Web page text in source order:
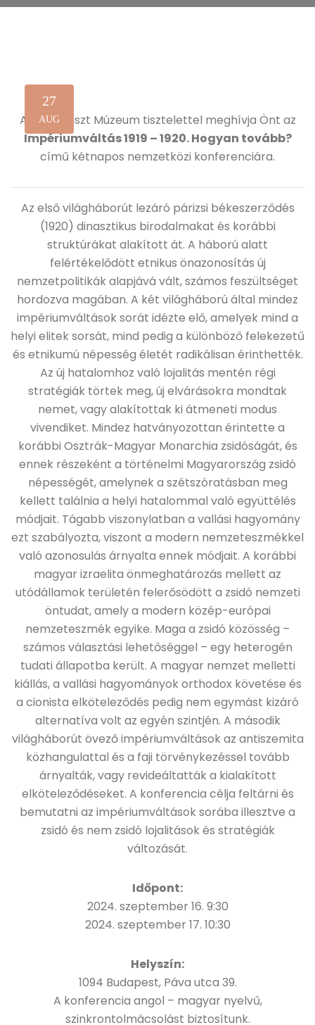
27
AUG
A Holokauszt Múzeum tisztelettel meghívja Önt az
Impériumváltás 1919 – 1920. Hogyan tovább?
című kétnapos nemzetközi konferenciára.
Az első világháborút lezáró párizsi békeszerződés
(1920) dinasztikus birodalmakat és korábbi
struktúrákat alakított át. A háború alatt
felértékelődött etnikus önazonosítás új
nemzetpolitikák alapjává vált, számos feszültséget
hordozva magában. A két világháború által mindez
impériumváltások sorát idézte elő, amelyek mind a
helyi elitek sorsát, mind pedig a különböző felekezetű
és etnikumú népesség életét radikálisan érinthették.
Az új hatalomhoz való lojalitás mentén régi
stratégiák törtek meg, új elvárásokra mondtak
nemet, vagy alakítottak ki átmeneti modus
vivendiket. Mindez hatványozottan érintette a
korábbi Osztrák-Magyar Monarchia zsidóságát, és
ennek részeként a történelmi Magyarország zsidó
népességét, amelynek a szétszóratásban meg
kellett találnia a helyi hatalommal való együttélés
módjait. Tágabb viszonylatban a vallási hagyomány
ezt szabályozta, viszont a modern nemzeteszmékkel
való azonosulás árnyalta ennek módjait. A korábbi
magyar izraelita önmeghatározás mellett az
utódállamok területén felerősödött a zsidó nemzeti
öntudat, amely a modern közép-európai
nemzeteszmék egyike. Maga a zsidó közösség –
számos választási lehetőséggel – egy heterogén
tudati állapotba került. A magyar nemzet melletti
kiállás, a vallási hagyományok orthodox követése és
a cionista elköteleződés pedig nem egymást kizáró
alternatíva volt az egyén szintjén. A második
világháborút övező impériumváltások az antiszemita
közhangulattal és a faji törvénykezéssel tovább
árnyalták, vagy revideáltatták a kialakított
elköteleződéseket. A konferencia célja feltárni és
bemutatni az impériumváltások sorába illesztve a
zsidó és nem zsidó lojalitások és stratégiák
változását.
Időpont:
2024. szeptember 16. 9:30
2024. szeptember 17. 10:30
Helyszín:
1094 Budapest, Páva utca 39.
A konferencia angol – magyar nyelvű,
szinkrontolmácsolást biztosítunk.